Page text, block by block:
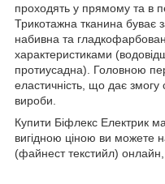
проходять у прямому та в
Трикотажна тканина буває
набивна та
характеристиками
протиусадна). Головною
еластичність, що дає змогу
вироби.
Купити Біфлекс Електрик
вигідною ціною ви можете
(файнест текстийл) онлайн,